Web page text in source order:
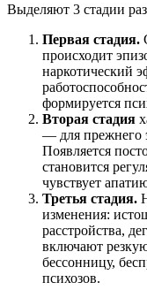
Выделяют 3 стадии
Первая стадия.
происходит
наркотический
формируется
Вторая стадия
— для прежнего
Появляется
становится
чувствует
Третья стадия.
изменения:
расстройства,
включают
бессонницу,
психозов.